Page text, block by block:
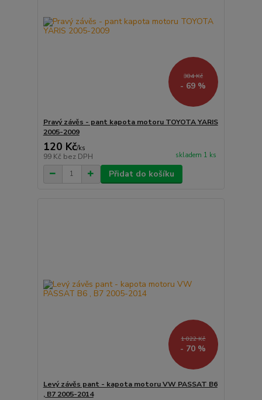
384 Kč
- 69 %
Pravý závěs - pant kapota motoru TOYOTA YARIS
2005-2009
120 Kč/ks
99 Kč bez DPH skladem 1 ks
Přidat do košíku
1 022 Kč
- 70 %
Levý závěs pant - kapota motoru VW PASSAT B6
, B7 2005-2014